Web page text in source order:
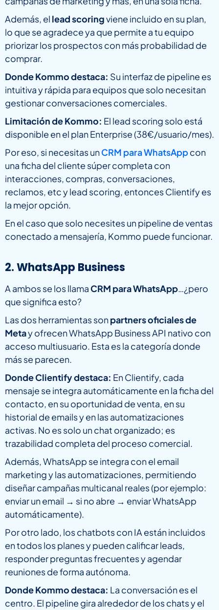
Además, el lead scoringviene incluido en su plan,
lo que se agradece ya que permite a tu equipo
priorizar los prospectos con más probabilidad de
comprar.
Donde Kommo destaca: Su interfaz de pipeline es
intuitiva y rápida para equipos que solo necesitan
gestionar conversaciones comerciales.
Limitación de Kommo: El lead scoring solo está
disponible en el plan Enterprise (38€/usuario/mes).
Por eso, si necesitas unCRM para WhatsAppcon
una ficha del cliente súper completa con
interacciones, compras, conversaciones,
reclamos, etc y lead scoring, entonces Clientify es
la mejor opción.
En el caso que solo necesites un pipeline de ventas
conectado a mensajería, Kommo puede funcionar.
2. WhatsApp Business
A ambos se los llama CRM para WhatsApp…¿pero
que significa esto?
Las dos herramientas sonpartners oficiales de
Metay ofrecen WhatsApp Business API nativo con
acceso multiusuario. Esta es la categoría donde
más se parecen.
Donde Clientify destaca: En Clientify, cada
mensaje se integra automáticamente en la ficha del
contacto, en su oportunidad de venta, en su
historial de emails y en las automatizaciones
activas. No es solo un chat organizado; es
trazabilidad completa del proceso comercial.
Además, WhatsApp se integra con el email
marketing y las automatizaciones, permitiendo
diseñar campañas multicanal reales (por ejemplo:
enviar un email → si no abre → enviar WhatsApp
automáticamente).
Por otro lado, los chatbots con IA están incluidos
en todos los planes y pueden calificar leads,
responder preguntas frecuentes y agendar
reuniones de forma autónoma.
Donde Kommo destaca: La conversación es el
centro. El pipeline gira alrededor de los chats y el